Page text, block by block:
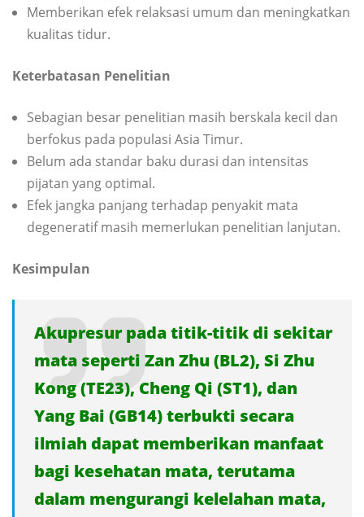
Memberikan efek relaksasi umum dan meningkatkan
kualitas tidur.
Keterbatasan Penelitian
Sebagian besar penelitian masih berskala kecil dan
berfokus pada populasi Asia Timur.
Belum ada standar baku durasi dan intensitas
pijatan yang optimal.
Efek jangka panjang terhadap penyakit mata
degeneratif masih memerlukan penelitian lanjutan.
Kesimpulan
Akupresur pada titik-titik di sekitar
mata seperti Zan Zhu (BL2), Si Zhu
Kong (TE23), Cheng Qi (ST1), dan
Yang Bai (GB14) terbukti secara
ilmiah dapat memberikan manfaat
bagi kesehatan mata, terutama
dalam mengurangi kelelahan mata,